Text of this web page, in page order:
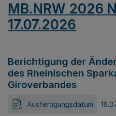
MB.NRW 2026
17.07.2026
Berichtigung der
des Rheinischen
Giroverbandes
Ausfertigungsdatum